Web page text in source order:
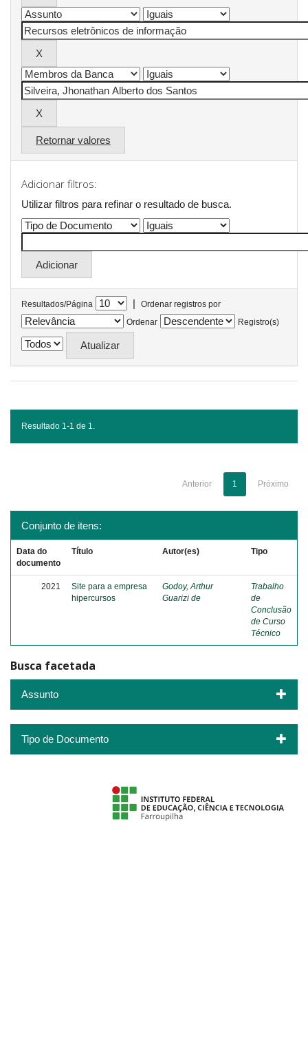
Retornar valores
Adicionar filtros:
Utilizar filtros para refinar o resultado de busca.
Resultados/Página |
Ordenar registros por
Ordenar
Registro(s)
Resultado 1-1 de 1.
Anterior 1 Próximo
Conjunto de itens:
Data do
documento
Título Autor(es) Tipo
2021
Site para a empresa
hipercursos
Godoy, Arthur
Guarizi de
Trabalho
de
Conclusão
de Curso
Técnico
Busca facetada
Assunto
Tipo de Documento